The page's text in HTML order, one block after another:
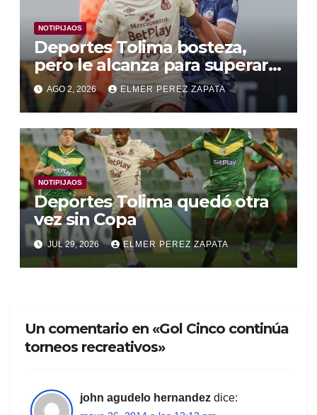
NOTIPIJAOS
Deportes Tolima bosteza,
pero le alcanza para superar a
Alianza Valledupar 2 A 1
AGO 2, 2026 ELMER PEREZ ZAPATA
NOTIPIJAOS
Deportes Tolima quedó otra
vez sin Copa
JUL 29, 2026 ELMER PEREZ ZAPATA
Un comentario en «Gol Cinco continúa
torneos recreativos»
john agudelo hernandez dice: